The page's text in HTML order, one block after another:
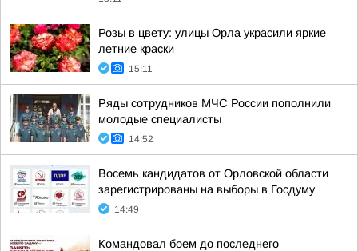
Розы в цвету: улицы Орла украсили яркие
летние краски
15:11
Ряды сотрудников МЧС России пополнили
молодые специалисты
14:52
Восемь кандидатов от Орловской области
зарегистрированы на выборы в Госдуму
14:49
Командовал боем до последнего